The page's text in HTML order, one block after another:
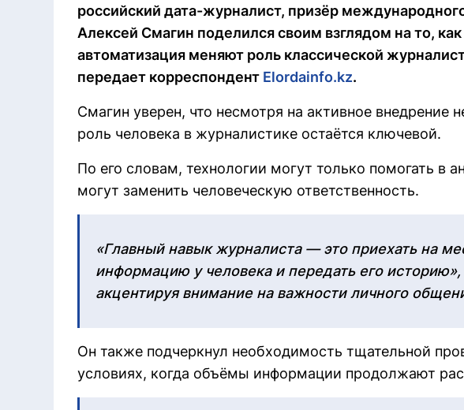
российский дата-журналист, призёр
Алексей Смагин поделился своим взглядом на то,
автоматизация меняют роль классической
передает корреспондент Elordainfo.kz.
Смагин уверен, что несмотря на активное внедрение
роль человека в журналистике остаётся ключевой.
По его словам, технологии могут только помогать в
могут заменить человеческую ответственность.
«Главный навык журналиста — это приехать на
информацию у человека и передать его
акцентируя внимание на важности личного
Он также подчеркнул необходимость тщательной
условиях, когда объёмы информации продолжают